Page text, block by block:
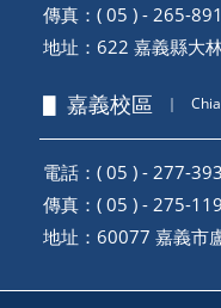
傳真：( 05 ) - 265-
地址： 622 嘉義縣大
▋ 嘉義校區 ｜
電話：( 05 ) - 277-
傳真：( 05 ) - 275-
地址： 60077 嘉義市